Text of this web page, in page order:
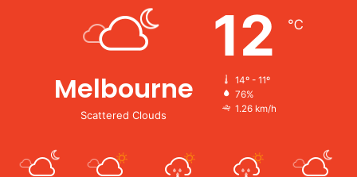
Melbourne
Scattered Clouds
12 ℃
14º - 11º
76%
1.26 km/h